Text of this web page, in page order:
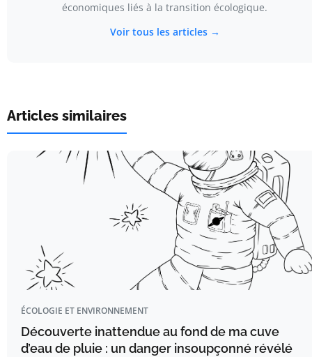
économiques liés à la transition écologique.
Voir tous les articles →
Articles similaires
ÉCOLOGIE ET ENVIRONNEMENT
Découverte inattendue au fond de ma cuve
d’eau de pluie : un danger insoupçonné révélé